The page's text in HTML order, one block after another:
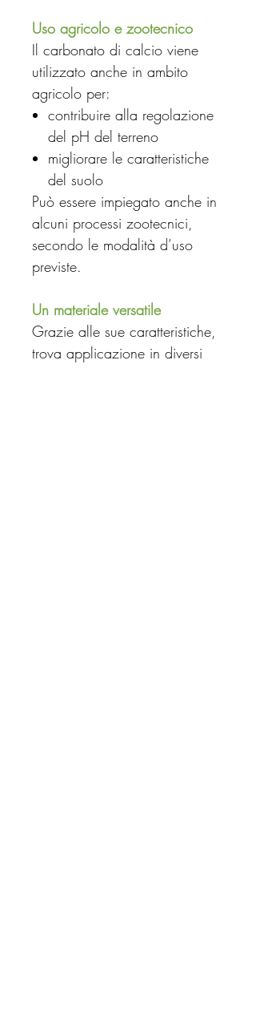
Uso agricolo e zootecnico
Il carbonato di calcio viene
utilizzato anche in ambito
agricolo per:
contribuire alla regolazione
del pH del terreno
migliorare le caratteristiche
del suolo
Può essere impiegato anche in
alcuni processi zootecnici,
secondo le modalità d’uso
previste.
Un materiale versatile
Grazie alle sue caratteristiche,
trova applicazione in diversi